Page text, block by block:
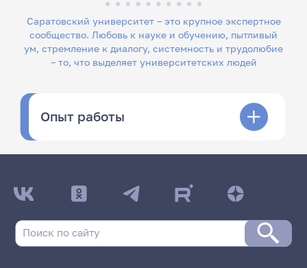
Саратовский университет – это крупное экспертное
сообщество. Любовь к науке и обучению, пытливый
ум, стремление к диалогу, системность и трудолюбие
– то, что выделяет университетских людей
Опыт работы